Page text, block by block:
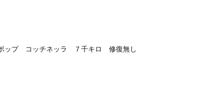
ップ コッチネッラ ７千キロ 修復無し